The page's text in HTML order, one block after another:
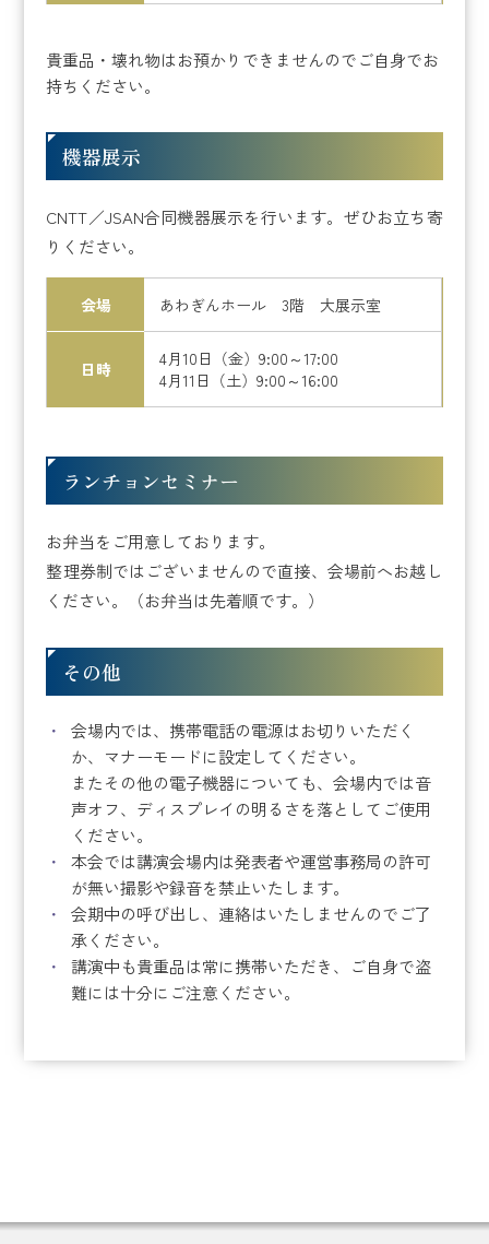
貴重品・壊れ物はお預かりできませんのでご自身でお
持ちください。
機器展示
CNTT／JSAN合同機器展示を行います。ぜひお立ち寄
りください。
会場 あわぎんホール 3階 大展示室
日時
4月10日（金）9:00～17:00
4月11日（土）9:00～16:00
ランチョンセミナー
お弁当をご用意しております。
整理券制ではございませんので直接、会場前へお越し
ください。（お弁当は先着順です。）
その他
会場内では、携帯電話の電源はお切りいただく
か、マナーモードに設定してください。
またその他の電子機器についても、会場内では音
声オフ、ディスプレイの明るさを落としてご使用
ください。
本会では講演会場内は発表者や運営事務局の許可
が無い撮影や録音を禁止いたします。
会期中の呼び出し、連絡はいたしませんのでご了
承ください。
講演中も貴重品は常に携帯いただき、ご自身で盗
難には十分にご注意ください。